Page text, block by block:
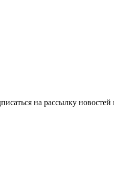
на рассылку новостей